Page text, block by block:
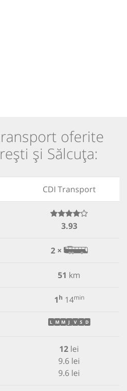
oferite
și Sălcuța:
CDI Transport
3.93
2 ×
51 km
1h 14min
L M M J V S D
12 lei
9.6 lei
9.6 lei